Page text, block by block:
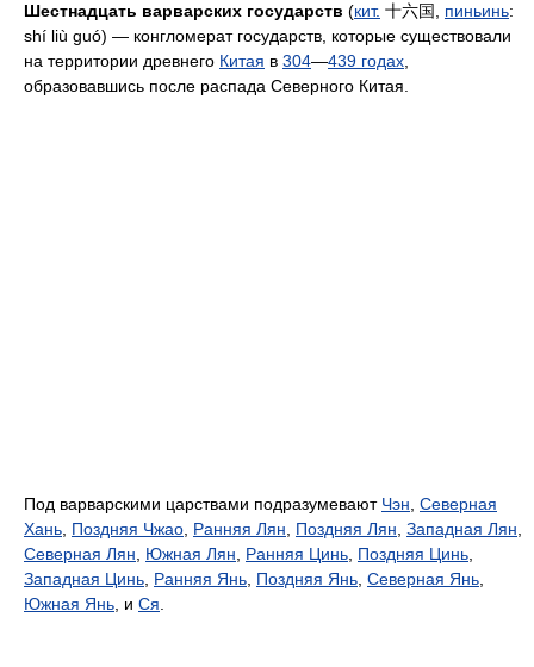
Шестнадцать варварских государств (кит. 十六国, пиньинь:
shí liù guó) — конгломерат государств, которые существовали
на территории древнего Китая в 304—439 годах,
образовавшись после распада Северного Китая.
Под варварскими царствами подразумевают Чэн, Северная
Хань, Поздняя Чжао, Ранняя Лян, Поздняя Лян, Западная Лян,
Северная Лян, Южная Лян, Ранняя Цинь, Поздняя Цинь,
Западная Цинь, Ранняя Янь, Поздняя Янь, Северная Янь,
Южная Янь, и Ся.